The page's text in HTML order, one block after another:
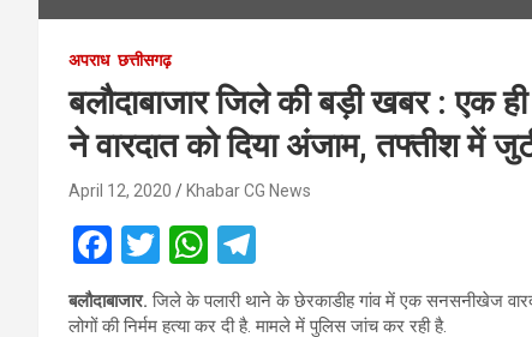
अपराध छत्तीसगढ़
बलौदाबाजार जिले की बड़ी खबर : एक ही
ने वारदात को दिया अंजाम, तफ्तीश में
April 12, 2020 Khabar CG News
F
a
ce
T
wi
tt
W
h
at
el
e
बलौदाबाजार. जिले के पलारी थाने के छेरकाडीह गांव में एक सनसनीखेज
लोगों की निर्मम हत्या कर दी है. मामले में पुलिस जांच कर रही है.